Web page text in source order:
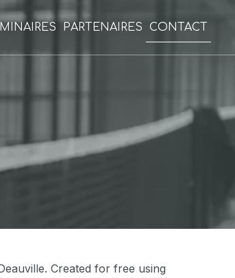
PARTENAIRES CONTACT
Created for free using